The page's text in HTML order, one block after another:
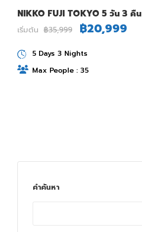
NIKKO FUJI TOKYO 5 วัน 3 คืน
เริ่มต้น ฿35,999 ฿20,999
5 Days 3 Nights
Max People : 35
คำค้นหา